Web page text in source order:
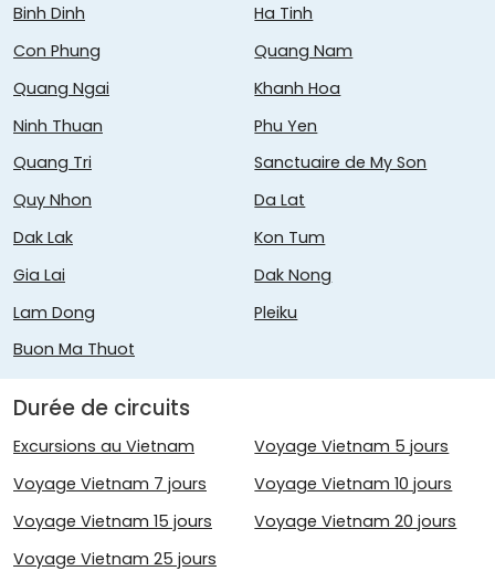
Binh Dinh
Ha Tinh
Con Phung
Quang Nam
Quang Ngai
Khanh Hoa
Ninh Thuan
Phu Yen
Quang Tri
Sanctuaire de My Son
Quy Nhon
Da Lat
Dak Lak
Kon Tum
Gia Lai
Dak Nong
Lam Dong
Pleiku
Buon Ma Thuot
Durée de circuits
Excursions au Vietnam
Voyage Vietnam 5 jours
Voyage Vietnam 7 jours
Voyage Vietnam 10 jours
Voyage Vietnam 15 jours
Voyage Vietnam 20 jours
Voyage Vietnam 25 jours